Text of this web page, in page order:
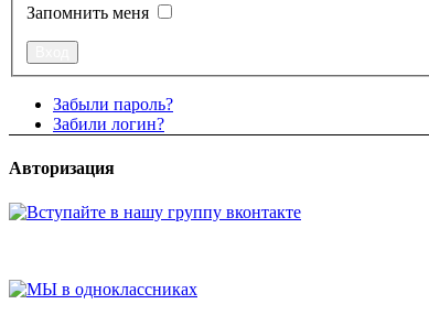
Запомнить меня
Забыли пароль?
Забили логин?
Авторизация